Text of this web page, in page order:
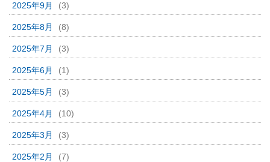
2025年9月 (3)
2025年8月 (8)
2025年7月 (3)
2025年6月 (1)
2025年5月 (3)
2025年4月 (10)
2025年3月 (3)
2025年2月 (7)